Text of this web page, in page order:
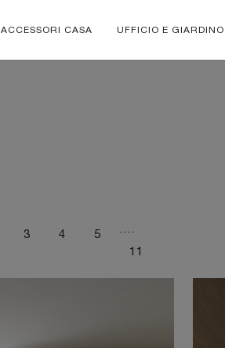
ACCESSORI CASA UFFICIO E GIARDINO
3 4 5
11